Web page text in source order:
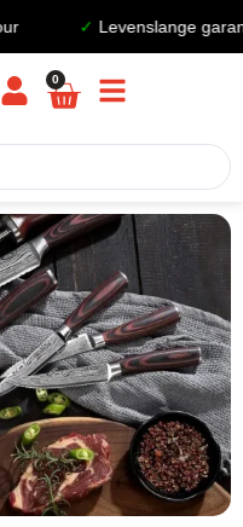
Levenslange garantie
0